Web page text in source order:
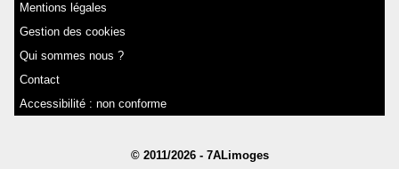
Mentions légales
Gestion des cookies
Qui sommes nous ?
Contact
Accessibilité : non conforme
© 2011/2026 - 7ALimoges